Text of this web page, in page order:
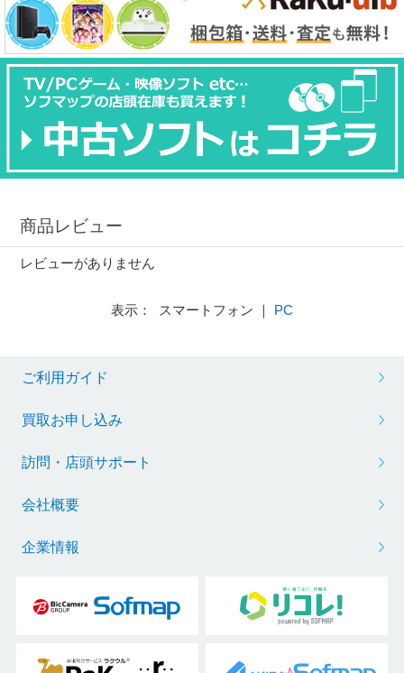
商品レビュー
レビューがありません
表示： スマートフォン ｜ PC
ご利用ガイド
買取お申し込み
訪問・店頭サポート
会社概要
企業情報